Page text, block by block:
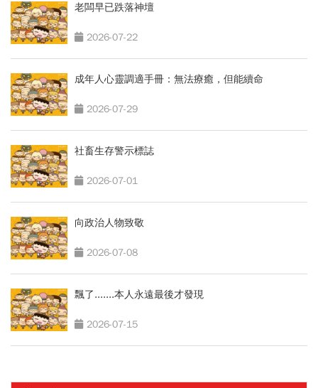
老闆早已跌落神壇
2026-07-22
成年人心靈調適手冊：無法療癒，但能續命
2026-07-29
社畜生存警示標誌
2026-07-01
向政治人物致敬
2026-07-08
飄了.......本人永遠最後才發現
2026-07-15